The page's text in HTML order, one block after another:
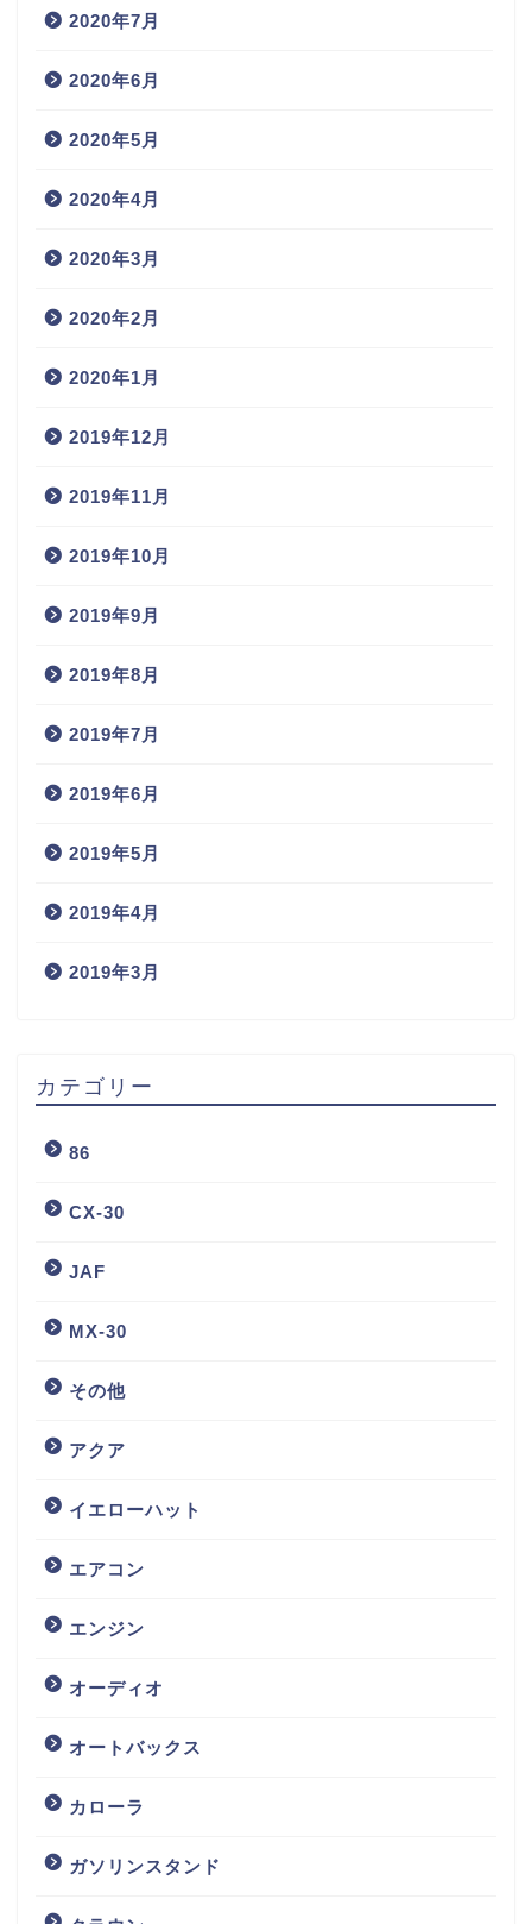
2020年7月
2020年6月
2020年5月
2020年4月
2020年3月
2020年2月
2020年1月
2019年12月
2019年11月
2019年10月
2019年9月
2019年8月
2019年7月
2019年6月
2019年5月
2019年4月
2019年3月
カテゴリー
86
CX-30
JAF
MX-30
その他
アクア
イエローハット
エアコン
エンジン
オーディオ
オートバックス
カローラ
ガソリンスタンド